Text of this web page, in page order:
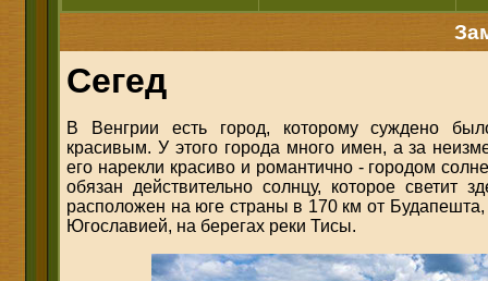
Сегед
В Венгрии есть город, которому суждено
красивым. У этого города много имен, а за
его нарекли красиво и романтично - городом
обязан действительно солнцу, которое светит
расположен на юге страны в 170 км от
Югославией, на берегах реки Тисы.